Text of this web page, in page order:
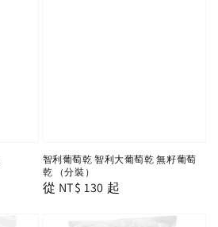
智利葡萄乾 智利大葡萄乾 無籽葡萄
乾 （分裝）
Regular
從 NT$ 130 起